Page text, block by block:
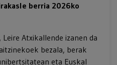
berria 2026ko
Atxikallende izanen da
bezala, berak
eta Euskal